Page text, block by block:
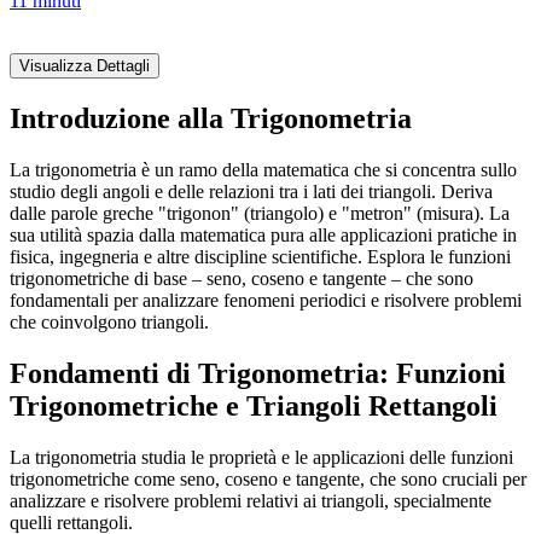
Visualizza Dettagli
Introduzione alla Trigonometria
La trigonometria è un ramo della matematica che si concentra sullo
studio degli angoli e delle relazioni tra i lati dei triangoli. Deriva
dalle parole greche "trigonon" (triangolo) e "metron" (misura). La
sua utilità spazia dalla matematica pura alle applicazioni pratiche in
fisica, ingegneria e altre discipline scientifiche. Esplora le funzioni
trigonometriche di base – seno, coseno e tangente – che sono
fondamentali per analizzare fenomeni periodici e risolvere problemi
che coinvolgono triangoli.
Fondamenti di Trigonometria: Funzioni
Trigonometriche e Triangoli Rettangoli
La trigonometria studia le proprietà e le applicazioni delle funzioni
trigonometriche come seno, coseno e tangente, che sono cruciali per
analizzare e risolvere problemi relativi ai triangoli, specialmente
quelli rettangoli.